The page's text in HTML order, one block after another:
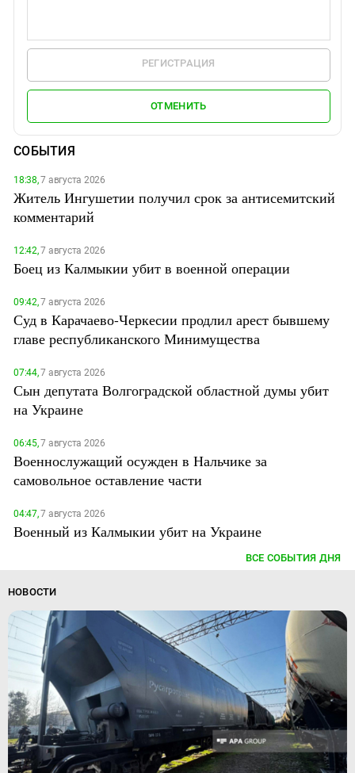
РЕГИСТРАЦИЯ
ОТМЕНИТЬ
СОБЫТИЯ
18:38,7 августа 2026
Житель Ингушетии получил срок за антисемитский
комментарий
12:42,7 августа 2026
Боец из Калмыкии убит в военной операции
09:42,7 августа 2026
Суд в Карачаево-Черкесии продлил арест бывшему
главе республиканского Минимущества
07:44,7 августа 2026
Сын депутата Волгоградской областной думы убит
на Украине
06:45,7 августа 2026
Военнослужащий осужден в Нальчике за
самовольное оставление части
04:47,7 августа 2026
Военный из Калмыкии убит на Украине
ВСЕ СОБЫТИЯ ДНЯ
НОВОСТИ